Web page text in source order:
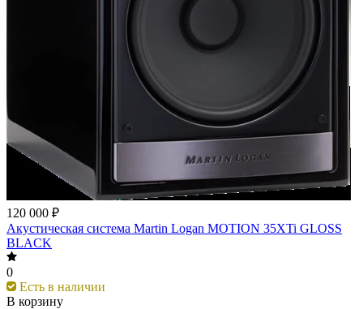
120 000 ₽
Акустическая система Martin Logan MOTION 35XTi GLOSS
BLACK
0
Есть в наличии
В корзину